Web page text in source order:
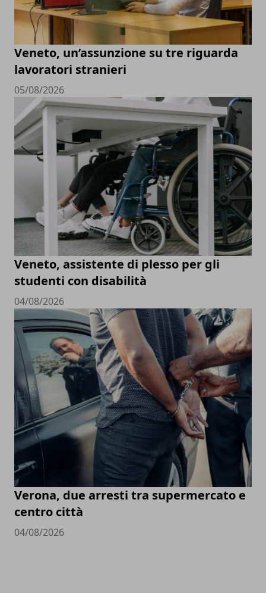
Veneto, un’assunzione su tre riguarda
lavoratori stranieri
05/08/2026
Veneto, assistente di plesso per gli
studenti con disabilità
04/08/2026
Verona, due arresti tra supermercato e
centro città
04/08/2026